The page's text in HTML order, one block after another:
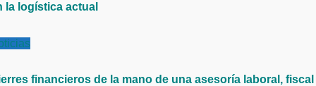
la logística actual
financieros de la mano de una asesoría laboral, fiscal